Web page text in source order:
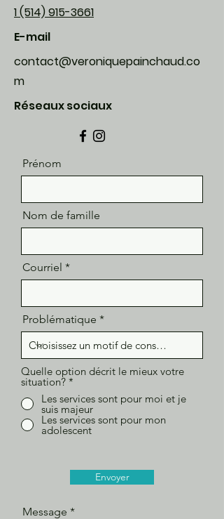
1 (514) 915-3661
E-mail
contact@veroniquepainchaud.co
m
Réseaux sociaux
Prénom
Nom de famille
Courriel
Problématique
Quelle option décrit le mieux votre
situation? *
Les services sont pour moi et je
suis majeur
Les services sont pour mon
adolescent
Envoyer
Message